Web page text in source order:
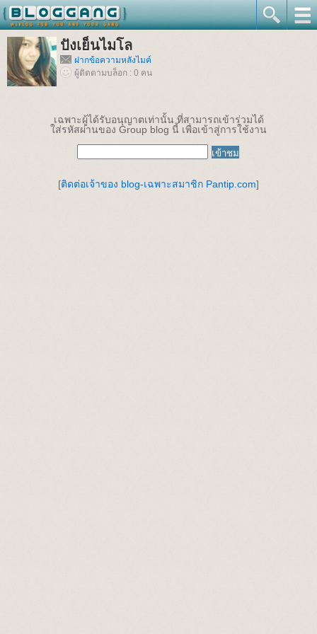
ปังเย็นไมโล
ฝากข้อความหลังไมค์
ผู้ติดตามบล็อก : 0 คน
เฉพาะผู้ได้รับอนุญาตเท่านั้น ที่สามารถเข้าร่วมได้
ใส่รหัสผ่านของ Group blog นี้ เพื่อเข้าสู่การใช้งาน
[ติดต่อเจ้าของ blog-เฉพาะสมาชิก Pantip.com]